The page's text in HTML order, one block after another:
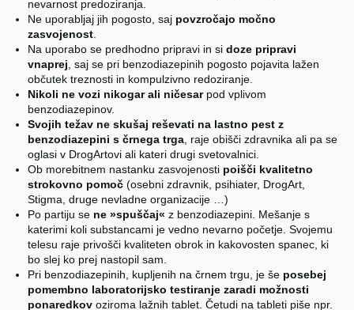
nevarnost predoziranja.
Ne uporabljaj jih pogosto, saj povzročajo močno
zasvojenost
Na uporabo se predhodno pripravi in sidoze pripravi
vnaprej , saj se pri benzodiazepinih pogosto pojavita lažen
občutek treznosti in kompulzivno redoziranje.
Nikoli ne vozi nikogar ali ničesarpod vplivom
benzodiazepinov.
Svojih težav ne skušaj reševati na lastno pest z
benzodiazepini s črnega trga , raje obišči zdravnika ali pa se
oglasi v DrogArtovi ali kateri drugi svetovalnici.
Ob morebitnem nastanku zasvojenosti poišči kvalitetno
strokovno pomoč (osebni zdravnik, psihiater, DrogArt,
Stigma, druge nevladne organizacije …)
Po partiju se ne »spuščaj« z benzodiazepini. Mešanje s
katerimi koli substancami je vedno nevarno početje. Svojemu
telesu raje privošči kvaliteten obrok in kakovosten spanec, ki
bo slej ko prej nastopil sam.
Pri benzodiazepinih, kupljenih na črnem trgu, je še posebej
pomembno laboratorijsko testiranje zaradi možnosti
ponaredkov oziroma lažnih tablet. Četudi na tableti piše npr.